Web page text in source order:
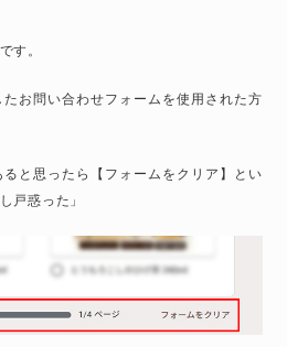
す。
お問い合わせフォームを使用された方
ると思ったら【フォームをクリア】とい
戸惑った」